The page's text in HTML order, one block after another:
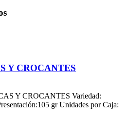
Y CROCANTES
Y CROCANTES Variedad:
gr Unidades por Caja: